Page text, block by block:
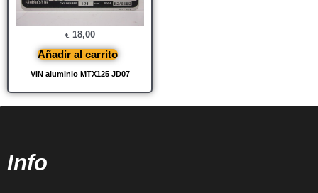
VIN aluminio MTX125 JD07
€ 18,00
Añadir al carrito
Info